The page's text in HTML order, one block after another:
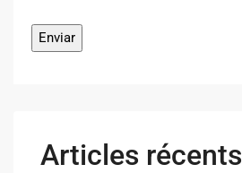
Articles récents